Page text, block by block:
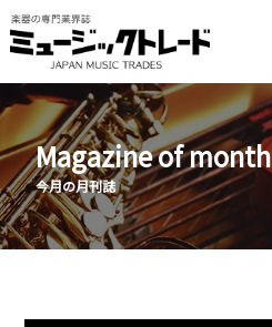
Magazine of month
今月の月刊誌